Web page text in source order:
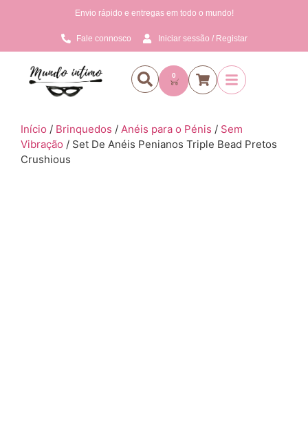
Envio rápido e entregas em todo o mundo!
Fale connosco Iniciar sessão / Registar
0
Início / Brinquedos / Anéis para o Pénis / Sem
Vibração / Set De Anéis Penianos Triple Bead Pretos
Crushious